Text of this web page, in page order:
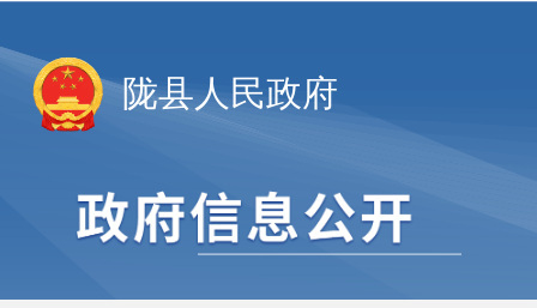
陇县人民政府